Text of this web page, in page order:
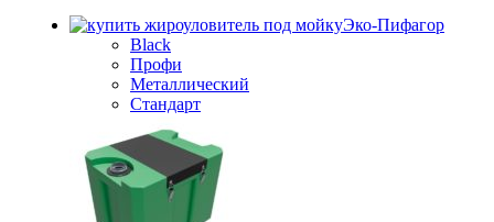
Эко-Пифагор
Black
Профи
Металлический
Стандарт